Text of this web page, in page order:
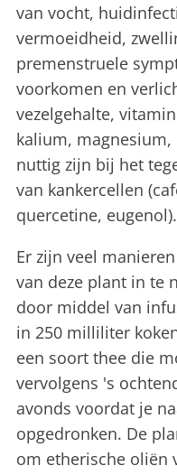
van vocht,
vermoeidheid,
premenstruele
voorkomen en
vezelgehalte,
kalium,
nuttig zijn bij het
van kankercellen
quercetine, eugenol).
Er zijn veel
van deze plant in te
door middel van
in 250 milliliter
een soort thee die
vervolgens 's
avonds voordat je
opgedronken. De
om etherische oliën